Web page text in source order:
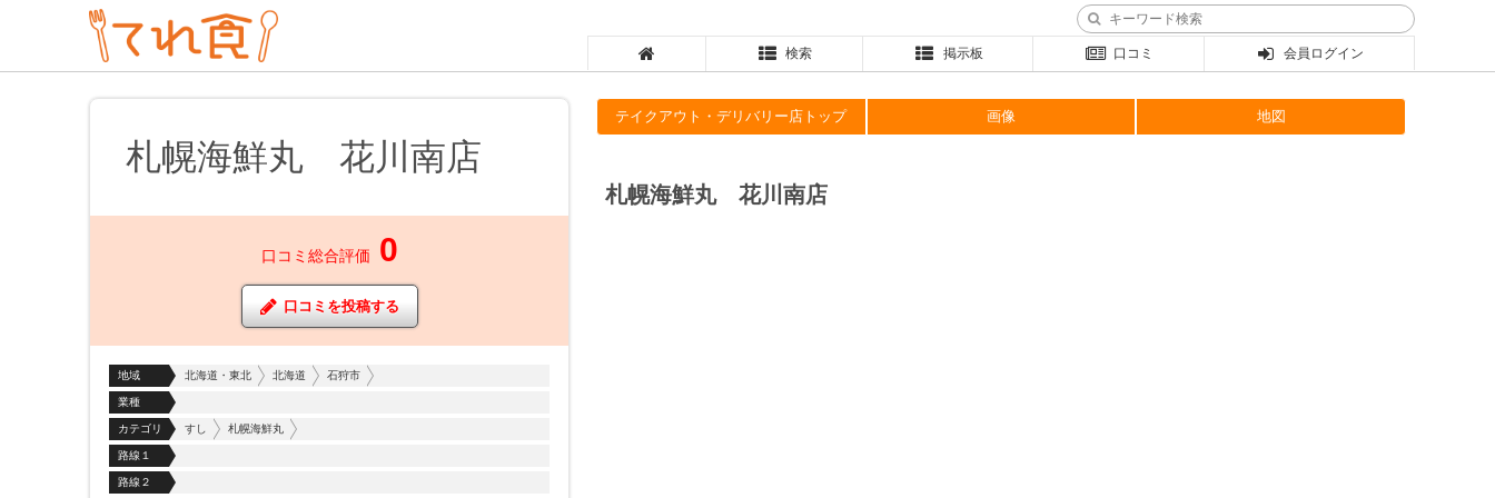
検索 掲示板 口コミ 会員ログイン
札幌海鮮丸 花川南店
口コミ総合評価 0
口コミを投稿する
地域 北海道・東北 北海道 石狩市
業種
カテゴリ すし 札幌海鮮丸
路線１
路線２
テイクアウト・デリバリー店トップ 画像 地図
札幌海鮮丸 花川南店